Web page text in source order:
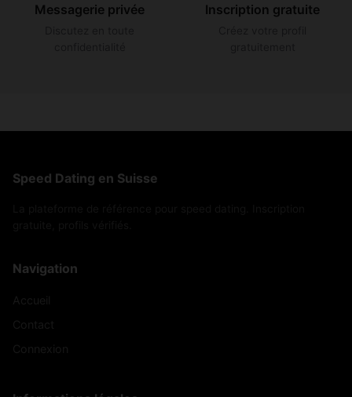
Messagerie privée Inscription gratuite
Speed Dating en Suisse
Navigation